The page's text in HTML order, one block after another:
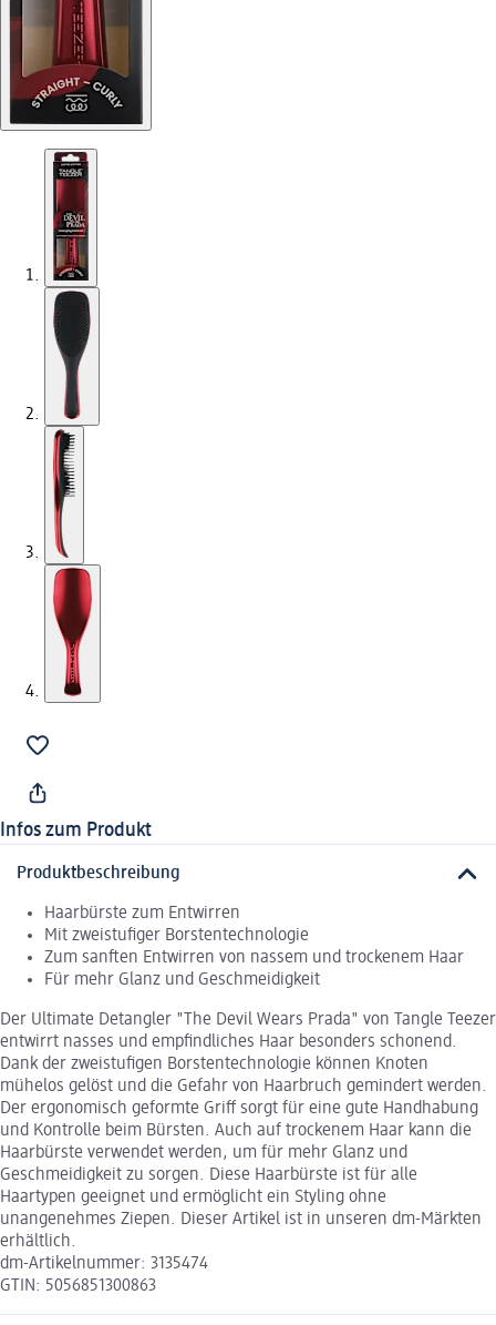
Infos zum Produkt
Produktbeschreibung
Haarbürste zum Entwirren
Mit zweistufiger Borstentechnologie
Zum sanften Entwirren von nassem und trockenem Haar
Für mehr Glanz und Geschmeidigkeit
Der Ultimate Detangler "The Devil Wears Prada" von Tangle Teezer
entwirrt nasses und empfindliches Haar besonders schonend.
Dank der zweistufigen Borstentechnologie können Knoten
mühelos gelöst und die Gefahr von Haarbruch gemindert werden.
Der ergonomisch geformte Griff sorgt für eine gute Handhabung
und Kontrolle beim Bürsten. Auch auf trockenem Haar kann die
Haarbürste verwendet werden, um für mehr Glanz und
Geschmeidigkeit zu sorgen. Diese Haarbürste ist für alle
Haartypen geeignet und ermöglicht ein Styling ohne
unangenehmes Ziepen. Dieser Artikel ist in unseren dm-Märkten
erhältlich.
dm-Artikelnummer: 3135474
GTIN: 5056851300863